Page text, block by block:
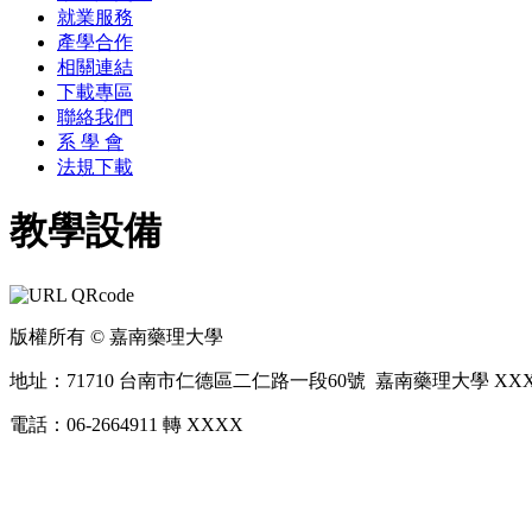
就業服務
產學合作
相關連結
下載專區
聯絡我們
系 學 會
法規下載
教學設備
版權所有 © 嘉南藥理大學
地址：71710 台南市仁德區二仁路一段60號 嘉南藥理大學
電話：06-2664911 轉 XXXX